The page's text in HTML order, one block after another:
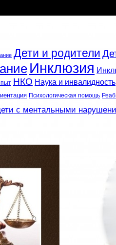
Дети и родители
Инклюзия
НКО Наука и инвалидность
Психологическая помощь
с ментальными